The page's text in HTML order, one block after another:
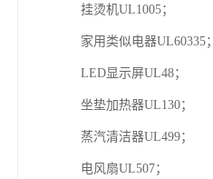
挂烫机UL1005；
家用类似电器UL60335；
LED显示屏UL48；
坐垫加热器UL130；
蒸汽清洁器UL499；
电风扇UL507；